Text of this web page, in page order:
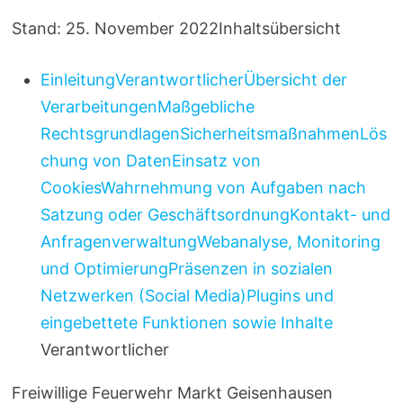
Stand: 25. November 2022Inhaltsübersicht
EinleitungVerantwortlicherÜbersicht der
VerarbeitungenMaßgebliche
RechtsgrundlagenSicherheitsmaßnahmenLös
chung von DatenEinsatz von
CookiesWahrnehmung von Aufgaben nach
Satzung oder GeschäftsordnungKontakt- und
AnfragenverwaltungWebanalyse, Monitoring
und OptimierungPräsenzen in sozialen
Netzwerken (Social Media)Plugins und
eingebettete Funktionen sowie Inhalte
Verantwortlicher
Freiwillige Feuerwehr Markt Geisenhausen